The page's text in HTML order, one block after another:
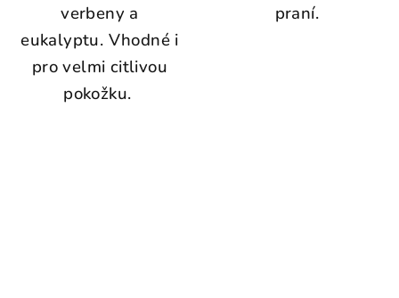
verbeny a
eukalyptu. Vhodné i
pro velmi citlivou
pokožku.
praní.